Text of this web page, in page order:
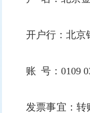
开户行：北京
账 号：0109
发票事宜：